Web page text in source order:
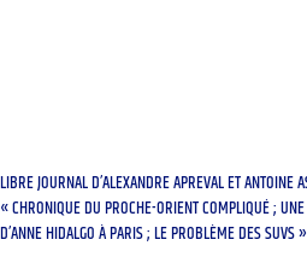
LIBRE JOURNAL D’ALEXANDRE APREVAL ET ANTOINE
« CHRONIQUE DU PROCHE-ORIENT COMPLIQUÉ ;
D’ANNE HIDALGO À PARIS ; LE PROBLÈME DES SUVS »